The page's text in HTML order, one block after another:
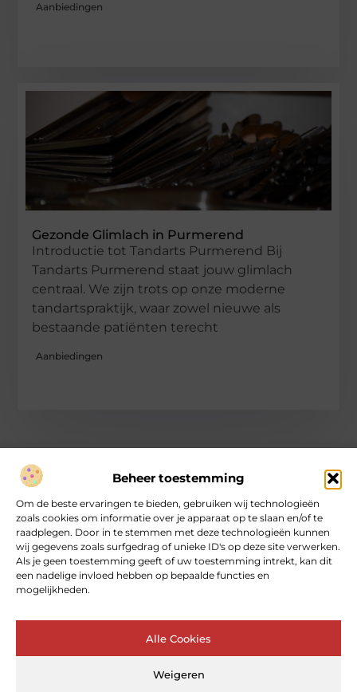
Beheer toestemming
Om de beste ervaringen te bieden, gebruiken wij technologieën
zoals cookies om informatie over je apparaat op te slaan en/of te
raadplegen. Door in te stemmen met deze technologieën kunnen
wij gegevens zoals surfgedrag of unieke ID's op deze site verwerken.
Als je geen toestemming geeft of uw toestemming intrekt, kan dit
een nadelige invloed hebben op bepaalde functies en
mogelijkheden.
Alle Cookies
Weigeren
Aanbiedingen
Gezonde Glimlach in Purmerend
Introductie tot Tandarts Purmerend Bij
Tandarts Purmerend staat jouw glimlach
centraal. We zijn trots op onze moderne
tandartspraktijk, waar zowel nieuwe als
bestaande patiënten terecht
Aanbiedingen
Over heartcoaching
Jouw gids voor inspiratie en tips uit het dagelijks leven.
Ontdek een brede verzameling blogs en artikelen die je helpen
om het meeste uit elke dag te halen, met praktische adviezen
en verrassende inzichten.
Bericht categorie
Main Links